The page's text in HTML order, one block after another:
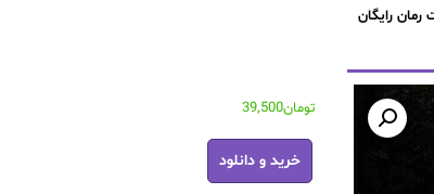
رایگان
تومان39,500
دانلود
رمان
درد
خرید و دانلود